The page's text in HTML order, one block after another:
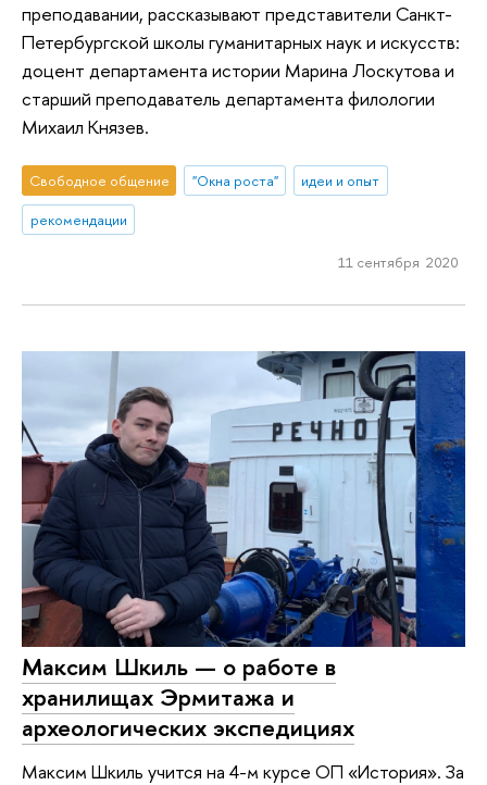
преподавании, рассказывают представители Санкт-
Петербургской школы гуманитарных наук и искусств:
доцент департамента истории Марина Лоскутова и
старший преподаватель департамента филологии
Михаил Князев.
Свободное общение "Окна роста"
идеи и опыт
рекомендации
11 сентября 2020
Максим Шкиль — о работе в
хранилищах Эрмитажа и
археологических экспедициях
Максим Шкиль учится на 4-м курсе ОП «История». За